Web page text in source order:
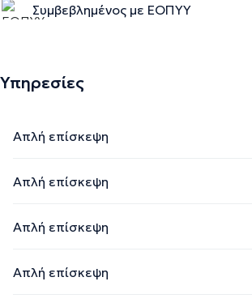
Συμβεβλημένος με ΕΟΠΥΥ
Υπηρεσίες
Απλή επίσκεψη
Απλή επίσκεψη
Απλή επίσκεψη
Απλή επίσκεψη